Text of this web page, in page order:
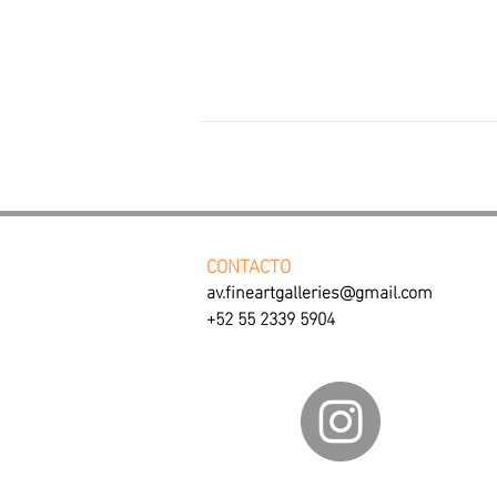
CONTACTO
av.fineartgalleries@gmail.com
+52 55 2339 5904